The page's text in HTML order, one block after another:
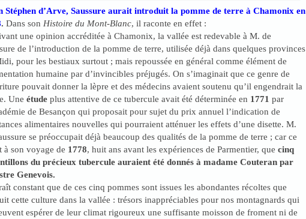
Stéphen d’Arve, Saussure aurait introduit la pomme de terre à Chamonix en
. Dans son Histoire du Mont-Blanc, il raconte en effet :
une opinion accréditée à Chamonix, la vallée est redevable à M. de
de l’introduction de la pomme de terre, utilisée déjà dans quelques provinces
pour les bestiaux surtout ; mais repoussée en général comme élément de
humaine par d’invincibles préjugés. On s’imaginait que ce genre de
pouvait donner la lèpre et des médecins avaient soutenu qu’il engendrait la
Une étudeplus attentive de ce tubercule avait été déterminée en 1771 par
de Besançon qui proposait pour sujet du prix annuel l’indication de
alimentaires nouvelles qui pourraient atténuer les effets d’une disette. M.
se préoccupait déjà beaucoup des qualités de la pomme de terre ; car ce
à son voyage de 1778, huit ans avant les expériences de Parmentier, que cinq
du précieux tubercule auraient été donnés à madame Couteran par
Genevois.
constant que de ces cinq pommes sont issues les abondantes récoltes que
cette culture dans la vallée : trésors inappréciables pour nos montagnards qui
espérer de leur climat rigoureux une suffisante moisson de froment ni de